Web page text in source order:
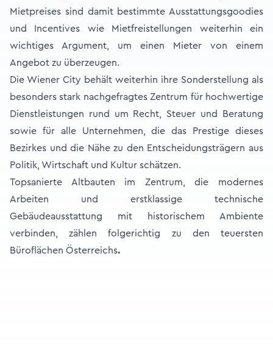
Mietpreises sind damit bestimmte Ausstattungsgoodies
und Incentives wie Mietfreistellungen weiterhin ein
wichtiges Argument, um einen Mieter von einem
Angebot zu überzeugen.
Die Wiener City behält weiterhin ihre Sonderstellung als
besonders stark nachgefragtes Zentrum für hochwertige
Dienstleistungen rund um Recht, Steuer und Beratung
sowie für alle Unternehmen, die das Prestige dieses
Bezirkes und die Nähe zu den Entscheidungsträgern aus
Politik, Wirtschaft und Kultur schätzen.
Topsanierte Altbauten im Zentrum, die modernes
Arbeiten und erstklassige technische
Gebäudeausstattung mit historischem Ambiente
verbinden, zählen folgerichtig zu den teuersten
Büroflächen Österreichs.